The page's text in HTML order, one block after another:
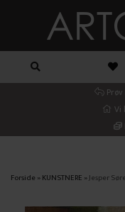
Prøv
Vi
Forside »KUNSTNERE »Jesper